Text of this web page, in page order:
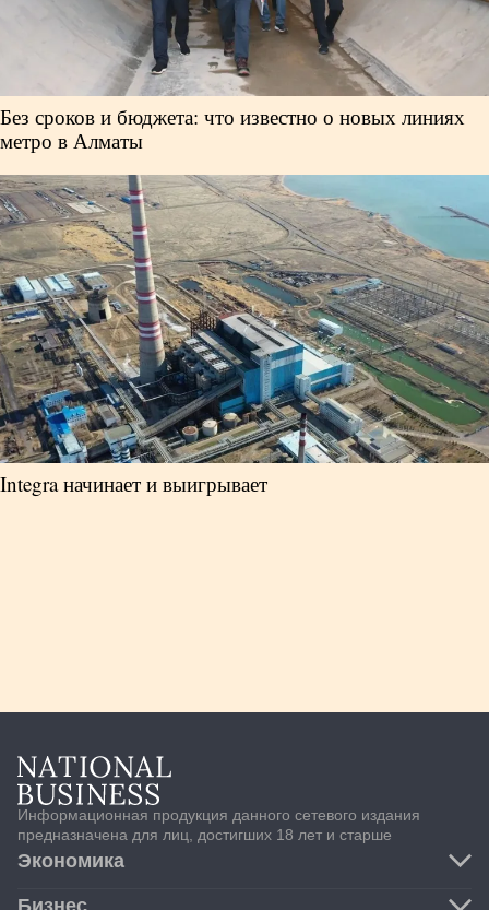
Без сроков и бюджета: что известно о новых линиях
метро в Алматы
Integra начинает и выигрывает
Информационная продукция данного сетевого издания
предназначена для лиц, достигших 18 лет и старше
Экономика
Транспорт и логистика
Бизнес